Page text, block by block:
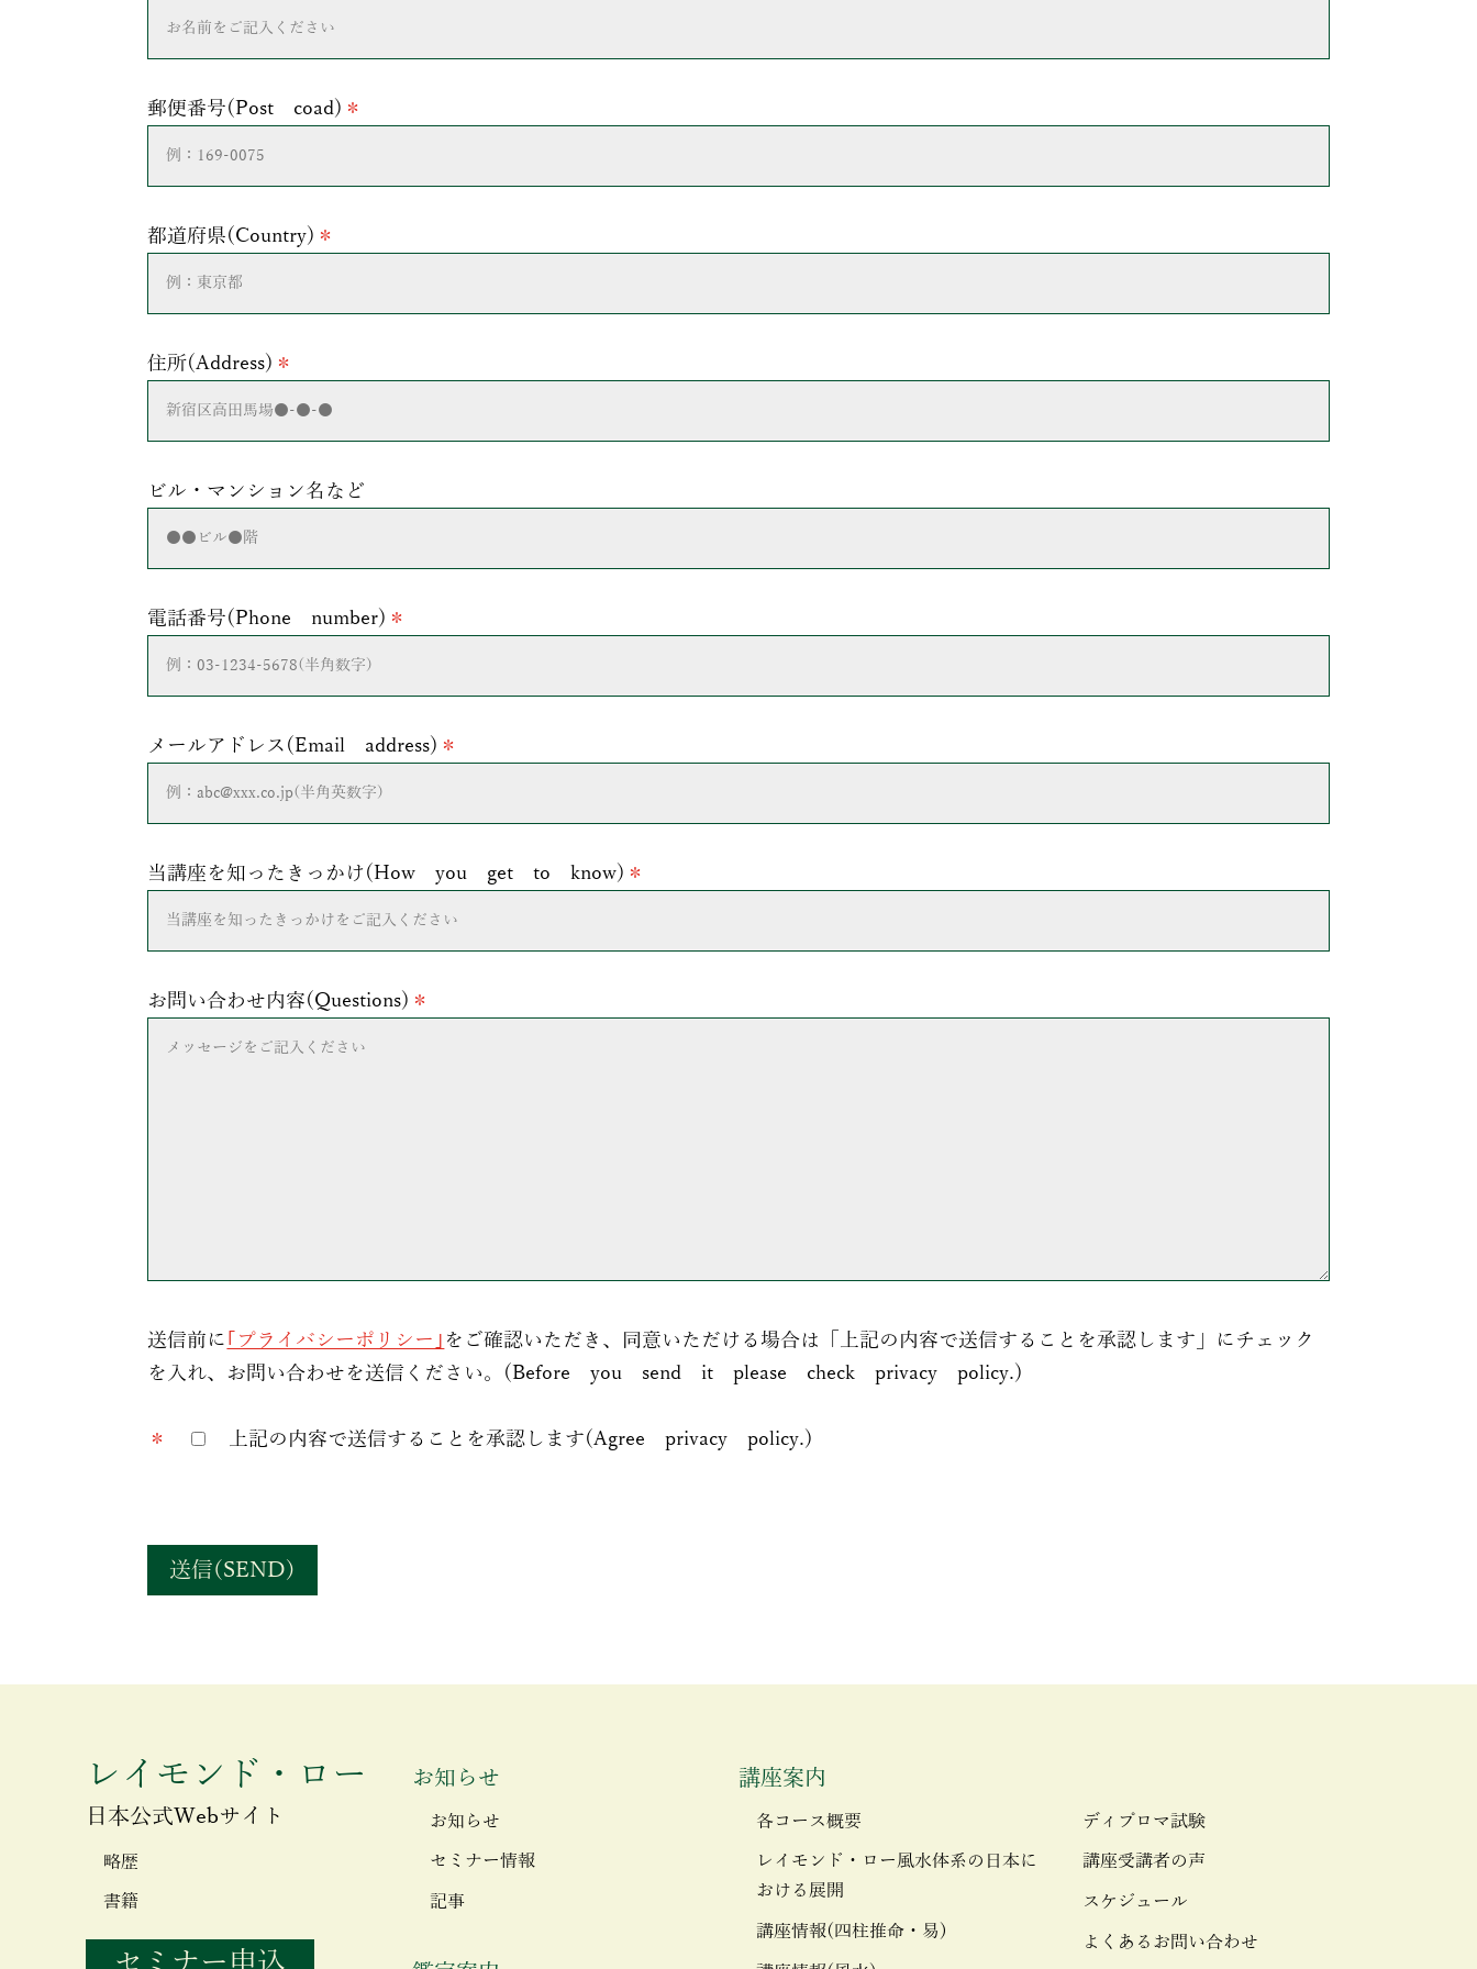
郵便番号(Post coad) ＊
都道府県(Country) ＊
住所(Address) ＊
ビル・マンション名など
電話番号(Phone number) ＊
メールアドレス(Email address) ＊
当講座を知ったきっかけ(How you get to know) ＊
お問い合わせ内容(Questions) ＊
送信前に ｢プライバシーポリシー｣ をご確認いただき、同意いただける場合は「上記の内容で送信することを承認します」にチェック
を入れ、お問い合わせを送信ください。(Before you send it please check privacy policy.)
＊ 上記の内容で送信することを承認します(Agree privacy policy.)
送信(SEND)
レイモンド・ロー
日本公式Webサイト
略歴
書籍
お知らせ
お知らせ
セミナー情報
記事
講座案内
各コース概要
レイモンド・ロー風水体系の日本に
おける展開
講座情報(四柱推命・易)
ディプロマ試験
講座受講者の声
スケジュール
よくあるお問い合わせ